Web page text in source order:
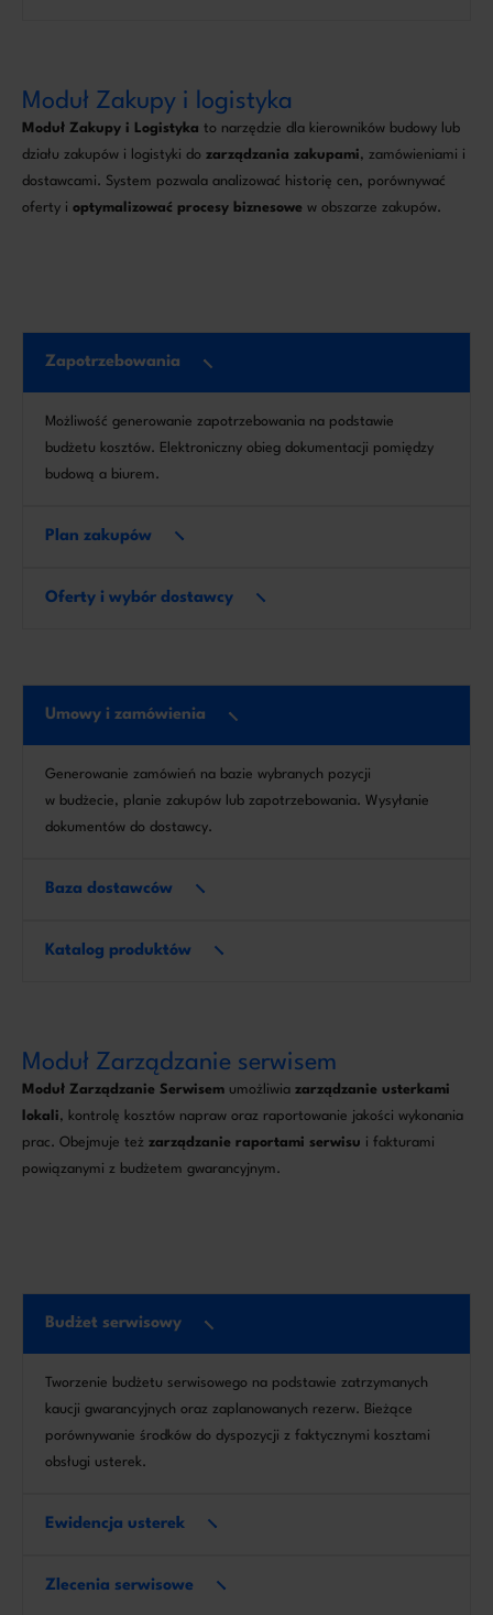
Moduł Zakupy i logistyka
Moduł Zakupy i Logistyka to narzędzie dla kierowników budowy lub
działu zakupów i logistyki do zarządzania zakupami, zamówieniami i
dostawcami. System pozwala analizować historię cen, porównywać
oferty i optymalizować procesy biznesowe w obszarze zakupów.
Zapotrzebowania
Możliwość generowanie zapotrzebowania na podstawie
budżetu kosztów. Elektroniczny obieg dokumentacji pomiędzy
budową a biurem.
Plan zakupów
Oferty i wybór dostawcy
Umowy i zamówienia
Generowanie zamówień na bazie wybranych pozycji
w budżecie, planie zakupów lub zapotrzebowania. Wysyłanie
dokumentów do dostawcy.
Baza dostawców
Katalog produktów
Moduł Zarządzanie serwisem
Moduł Zarządzanie Serwisem umożliwia zarządzanie usterkami
lokali, kontrolę kosztów napraw oraz raportowanie jakości wykonania
prac. Obejmuje też zarządzanie raportami serwisu i fakturami
powiązanymi z budżetem gwarancyjnym.
Budżet serwisowy
Tworzenie budżetu serwisowego na podstawie zatrzymanych
kaucji gwarancyjnych oraz zaplanowanych rezerw. Bieżące
porównywanie środków do dyspozycji z faktycznymi kosztami
obsługi usterek.
Ewidencja usterek
Zlecenia serwisowe